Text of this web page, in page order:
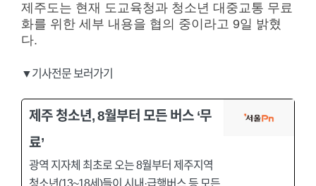
제주도는 현재 도교육청과 청소년 대중교통 무료
화를 위한 세부 내용을 협의 중이라고 9일 밝혔
다.
▼기사전문 보러가기
제주 청소년, 8월부터 모든 버스 ‘무
료’
광역 지자체 최초로 오는 8월부터 제주지역
청소년(13~18세)들이 시내·급행버스 등 모든